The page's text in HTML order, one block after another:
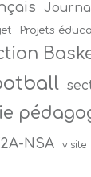
Projets
NSA visite